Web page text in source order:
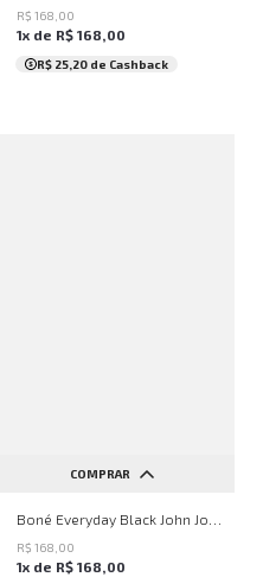
R$ 168 00
1x de R$ 168 00
R$ 25,20 de Cashback
COMPRAR
UN
R$ 168 00
1x de R$ 168,00